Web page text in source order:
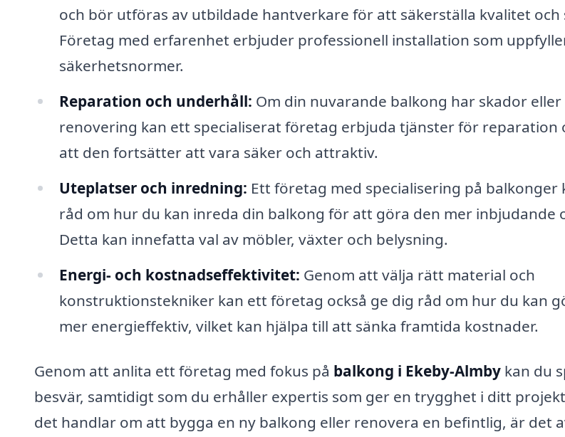
och bör utföras av utbildade hantverkare för att säkerställa kvalitet och
Företag med erfarenhet erbjuder professionell installation som
säkerhetsnormer.
Reparation och underhåll: Om din nuvarande balkong har skador
renovering kan ett specialiserat företag erbjuda tjänster för reparation
att den fortsätter att vara säker och attraktiv.
Uteplatser och inredning: Ett företag med specialisering på balkonger
råd om hur du kan inreda din balkong för att göra den mer inbjudande
Detta kan innefatta val av möbler, växter och belysning.
Energi- och kostnadseffektivitet: Genom att välja rätt material och
konstruktionstekniker kan ett företag också ge dig råd om hur du kan
mer energieffektiv, vilket kan hjälpa till att sänka framtida kostnader.
Genom att anlita ett företag med fokus på balkong i Ekeby-Almby kan du
besvär, samtidigt som du erhåller expertis som ger en trygghet i ditt
det handlar om att bygga en ny balkong eller renovera en befintlig, är det